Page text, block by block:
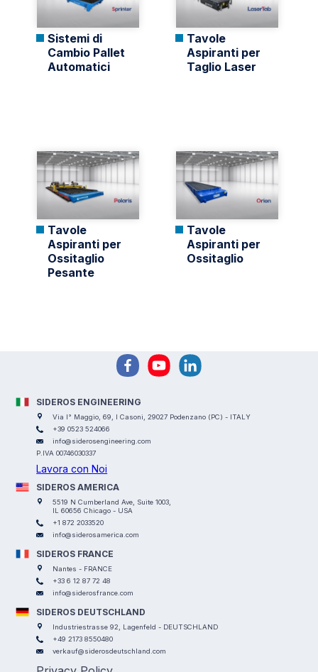
Sistemi di
Cambio Pallet
Automatici
Tavole
Aspiranti per
Taglio Laser
Tavole
Aspiranti per
Ossitaglio
Pesante
Tavole
Aspiranti per
Ossitaglio
SIDEROS ENGINEERING
Via I° Maggio, 69, I Casoni, 29027 Podenzano (PC) - ITALY
+39 0523 524066
info@siderosengineering.com
P.IVA 00746030337
Lavora con Noi
SIDEROS AMERICA
5519 N Cumberland Ave, Suite 1003,
IL 60656 Chicago - USA
+1 872 2033520
info@siderosamerica.com
SIDEROS FRANCE
Nantes - FRANCE
+33 6 12 87 72 48
info@siderosfrance.com
SIDEROS DEUTSCHLAND
Industriestrasse 92, Lagenfeld - DEUTSCHLAND
+49 2173 8550480
verkauf@siderosdeutschland.com